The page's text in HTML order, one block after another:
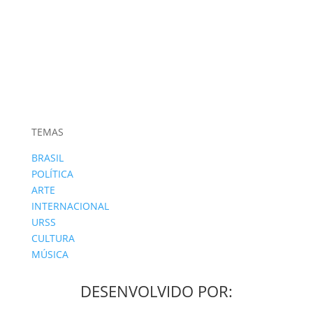
TEMAS
BRASIL
POLÍTICA
ARTE
INTERNACIONAL
URSS
CULTURA
MÚSICA
DESENVOLVIDO POR: